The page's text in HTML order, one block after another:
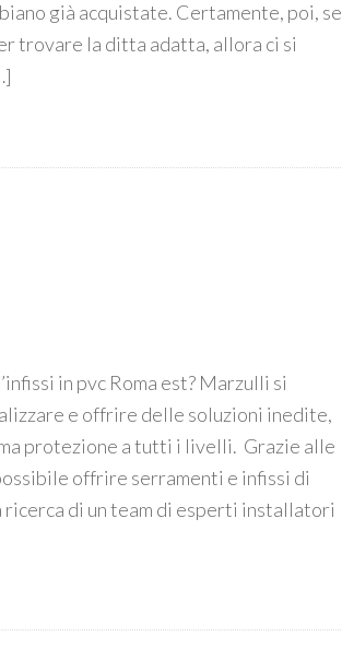
già acquistate. Certamente, poi, se
trovare la ditta adatta, allora ci si
in pvc Roma est? Marzulli si
e offrire delle soluzioni inedite,
protezione a tutti i livelli. Grazie alle
offrire serramenti e infissi di
di un team di esperti installatori